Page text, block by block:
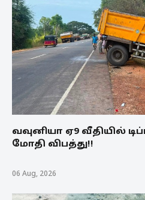
வவுனியா ஏ9 வீதியில்
மோதி விபத்து!!
06 Aug, 2026